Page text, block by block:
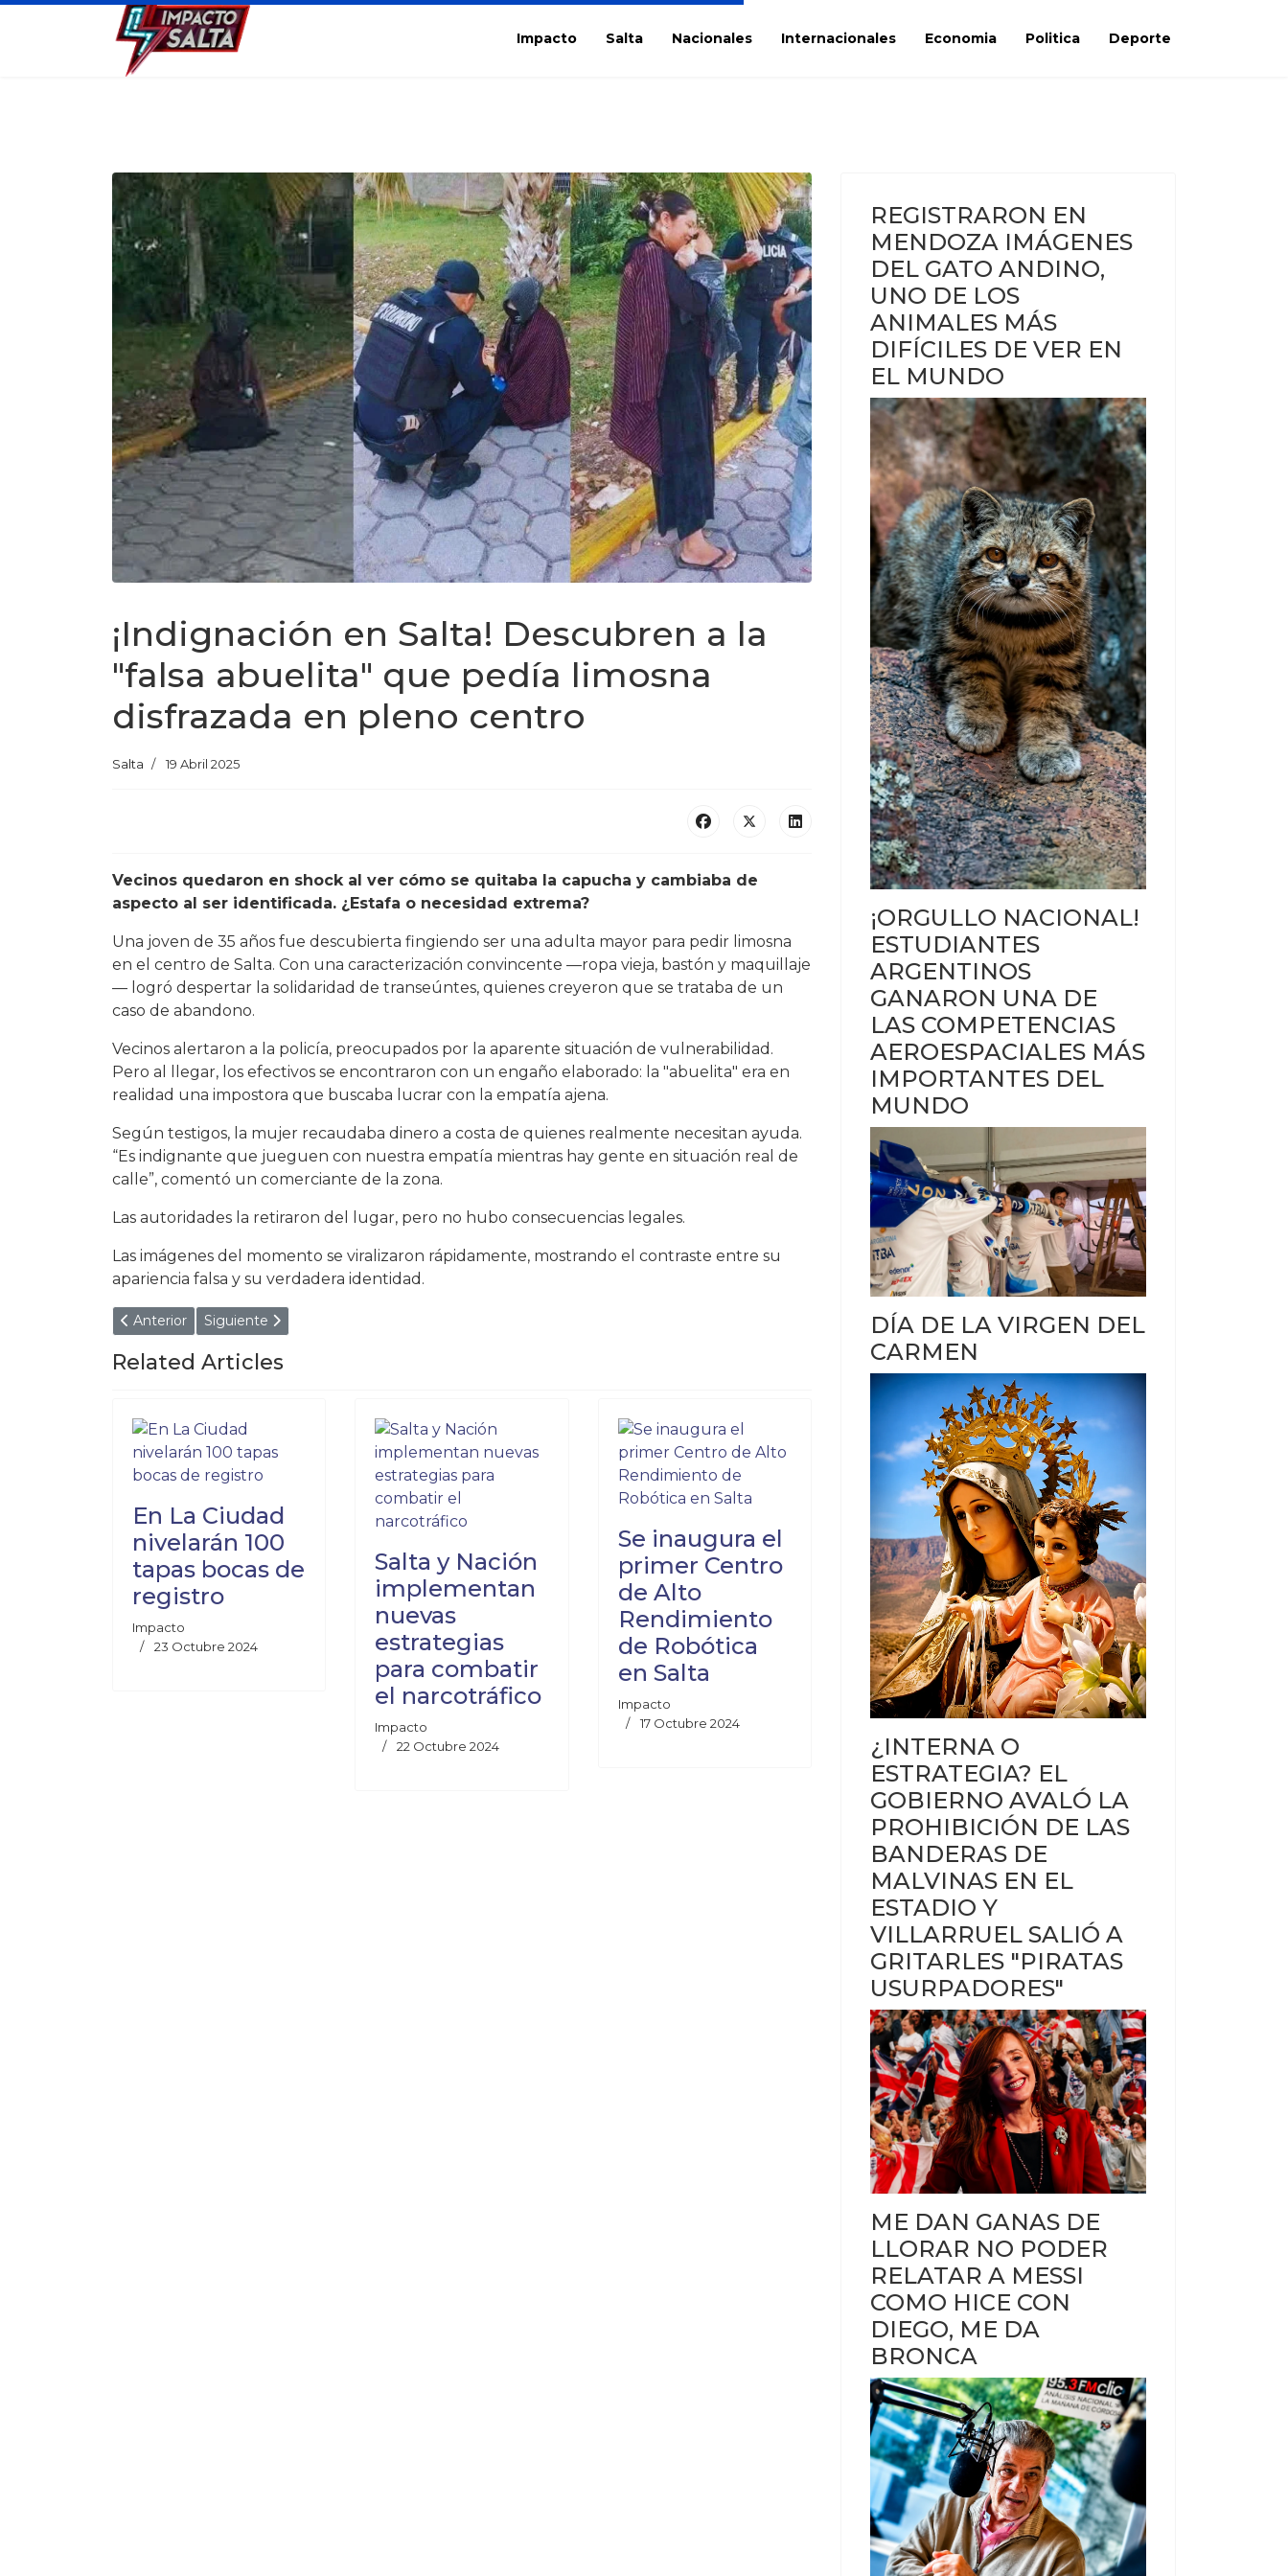
Impacto Salta Nacionales Internacionales Economia Politica Deporte
¡Indignación en Salta! Descubren a la
"falsa abuelita" que pedía limosna
disfrazada en pleno centro
Salta 19 Abril 2025
Vecinos quedaron en shock al ver cómo se quitaba la capucha y cambiaba de
aspecto al ser identificada. ¿Estafa o necesidad extrema?
Una joven de 35 años fue descubierta fingiendo ser una adulta mayor para pedir limosna
en el centro de Salta. Con una caracterización convincente —ropa vieja, bastón y maquillaje
— logró despertar la solidaridad de transeúntes, quienes creyeron que se trataba de un
caso de abandono.
Vecinos alertaron a la policía, preocupados por la aparente situación de vulnerabilidad.
Pero al llegar, los efectivos se encontraron con un engaño elaborado: la "abuelita" era en
realidad una impostora que buscaba lucrar con la empatía ajena.
Según testigos, la mujer recaudaba dinero a costa de quienes realmente necesitan ayuda.
“Es indignante que jueguen con nuestra empatía mientras hay gente en situación real de
calle”, comentó un comerciante de la zona.
Las autoridades la retiraron del lugar, pero no hubo consecuencias legales.
Las imágenes del momento se viralizaron rápidamente, mostrando el contraste entre su
apariencia falsa y su verdadera identidad.
Artículo anterior: “La llevaron hasta un cajero para cobrar una coima”: Dos inspectores de tránsito irán a juicio acusados de extorsión
Anterior Artículo siguiente: Boliviano indignado: “Los argentinos invaden nuestro territorio” refiriéndose a Aguas Blancas
Siguiente
Related Articles
En La Ciudad
nivelarán 100
tapas bocas de
registro
Impacto
23 Octubre 2024
Salta y Nación
implementan
nuevas
estrategias
para combatir
el narcotráfico
Impacto
22 Octubre 2024
Se inaugura el
primer Centro
de Alto
Rendimiento
de Robótica
en Salta
Impacto
17 Octubre 2024
REGISTRARON EN
MENDOZA IMÁGENES
DEL GATO ANDINO,
UNO DE LOS
ANIMALES MÁS
DIFÍCILES DE VER EN
EL MUNDO
¡ORGULLO NACIONAL!
ESTUDIANTES
ARGENTINOS
GANARON UNA DE
LAS COMPETENCIAS
AEROESPACIALES MÁS
IMPORTANTES DEL
MUNDO
DÍA DE LA VIRGEN DEL
CARMEN
¿INTERNA O
ESTRATEGIA? EL
GOBIERNO AVALÓ LA
PROHIBICIÓN DE LAS
BANDERAS DE
MALVINAS EN EL
ESTADIO Y
VILLARRUEL SALIÓ A
GRITARLES "PIRATAS
USURPADORES"
ME DAN GANAS DE
LLORAR NO PODER
RELATAR A MESSI
COMO HICE CON
DIEGO, ME DA
BRONCA